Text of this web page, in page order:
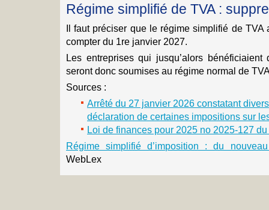
Régime simplifié de TVA :
Il faut préciser que le régime simplifié de
compter du 1re janvier 2027.
Les entreprises qui jusqu’alors
seront donc soumises au régime normal de
Sources :
Arrêté du 27 janvier 2026 constatant
déclaration de certaines impositions sur
Loi de finances pour 2025 no 2025-127
Régime simplifié d’imposition : du
WebLex